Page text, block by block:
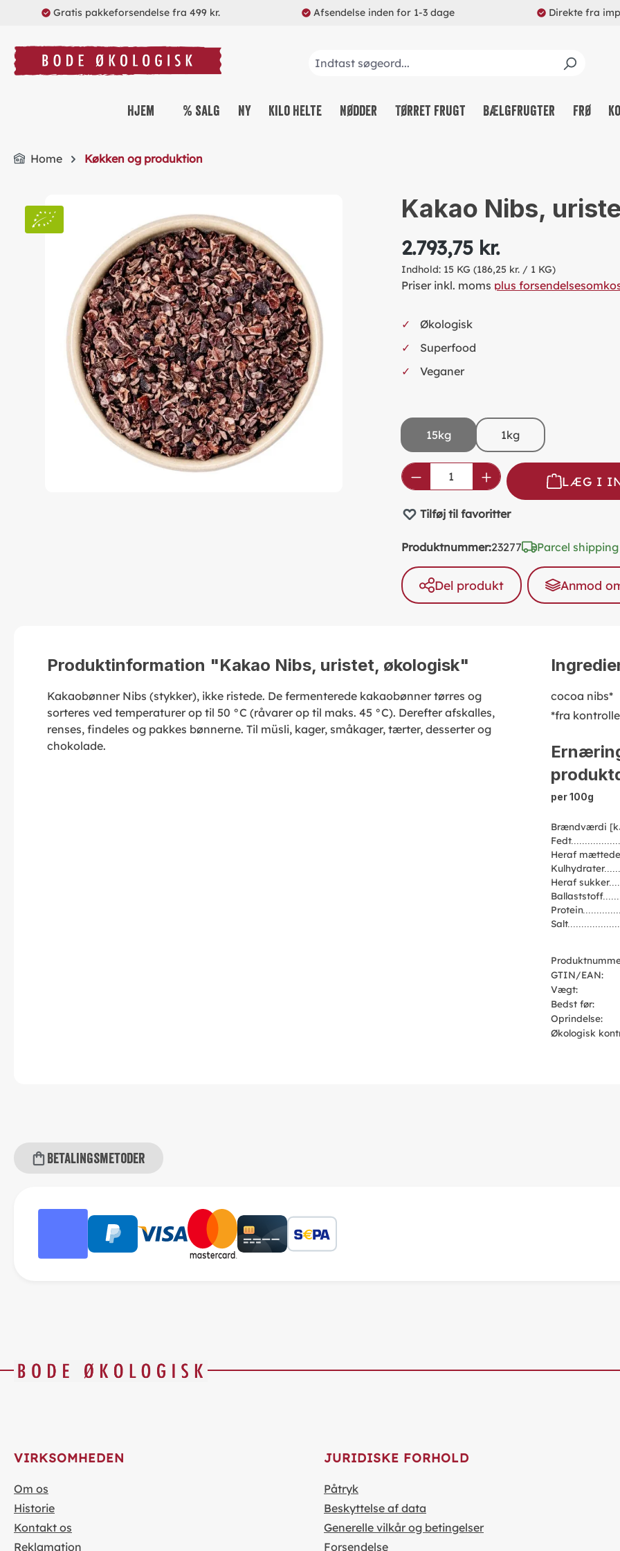
Skip to main navigation
Gratis pakkeforsendelse fra 499 kr. Afsendelse inden for 1-3 dage Direkte fra
Hjem % salg Ny Kilo Helte Nødder Tørret frugt Bælgfrugter Frø
Home Køkken og produktion
Kakao Nibs,
2.793,75 kr.
Indhold: 15 KG (186,25 kr. / 1 KG)
Priser inkl. moms plus
Økologisk
Superfood
Veganer
15kg 1kg
Product Quantity: Enter
LÆG I
Tilføj til favoritter
Produktnummer:23277 Parcel
Del produkt Anmod
Produktinformation "Kakao Nibs, uristet, økologisk"
Kakaobønner Nibs (stykker), ikke ristede. De fermenterede kakaobønner tørres og
sorteres ved temperaturer op til 50 °C (råvarer op til maks. 45 °C). Derefter afskalles,
renses, findeles og pakkes bønnerne. Til müsli, kager, småkager, tærter, desserter og
chokolade.
cocoa nibs*
*fra
per 100g
Brændværdi
Fedt
Heraf
Kulhydrater
Heraf sukker
Ballaststoff
Protein
Salt
GTIN/EAN:
Vægt:
Bedst før:
Oprindelse:
Økologisk
Betalingsmetoder
VIRKSOMHEDEN
Om os
Historie
Kontakt os
Reklamation
JURIDISKE FORHOLD
Påtryk
Beskyttelse af data
Generelle vilkår og betingelser
Forsendelse